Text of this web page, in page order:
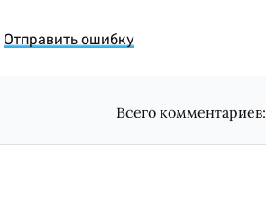
Отправить ошибку
Всего комментариев: